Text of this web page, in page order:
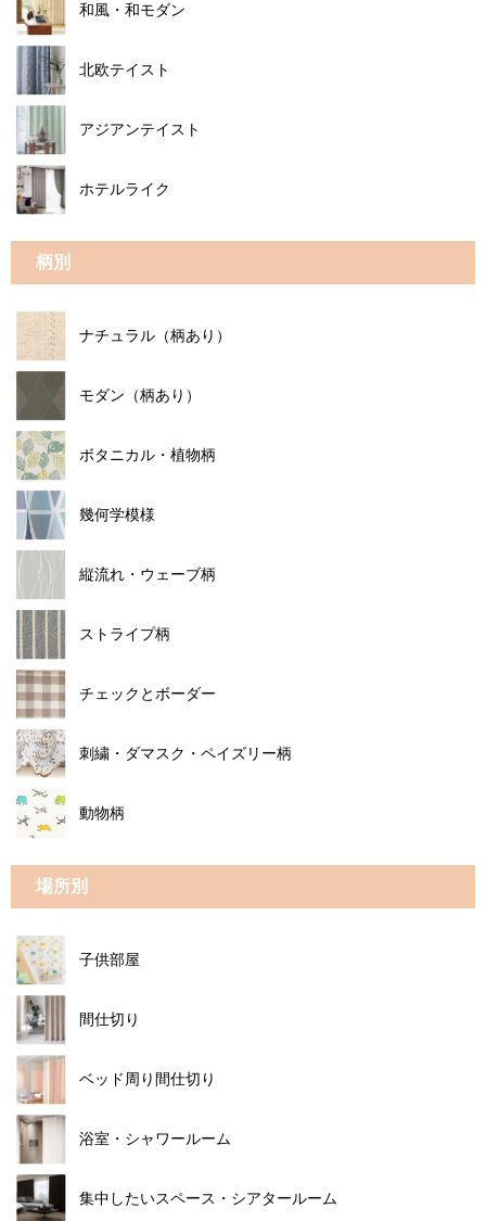
和風・和モダン
北欧テイスト
アジアンテイスト
ホテルライク
柄別
ナチュラル（柄あり）
モダン（柄あり）
ボタニカル・植物柄
幾何学模様
縦流れ・ウェーブ柄
ストライプ柄
チェックとボーダー
刺繍・ダマスク・ペイズリー柄
動物柄
場所別
子供部屋
間仕切り
ベッド周り間仕切り
浴室・シャワールーム
集中したいスペース・シアタールーム